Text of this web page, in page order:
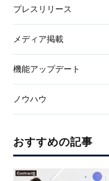
プレスリリース
メディア掲載
機能アップデート
ノウハウ
おすすめの記事